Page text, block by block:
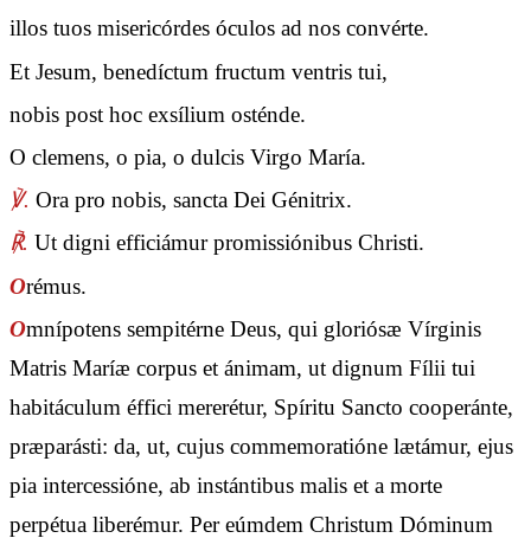
illos tuos misericórdes óculos ad nos convérte.
Et Jesum, benedíctum fructum ventris tui,
nobis post hoc exsílium osténde.
O clemens, o pia, o dulcis Virgo María.
℣. Ora pro nobis, sancta Dei Génitrix.
℟. Ut digni efficiámur promissiónibus Christi.
Orémus.
Omnípotens sempitérne Deus, qui gloriósæ Vírginis
Matris Maríæ corpus et ánimam, ut dignum Fílii tui
habitáculum éffici mererétur, Spíritu Sancto cooperánte,
præparásti: da, ut, cujus commemoratióne lætámur, ejus
pia intercessióne, ab instántibus malis et a morte
perpétua liberémur. Per eúmdem Christum Dóminum